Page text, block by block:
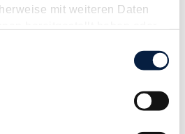
mit weiteren Daten
drucken
an Familienheimfahrten und